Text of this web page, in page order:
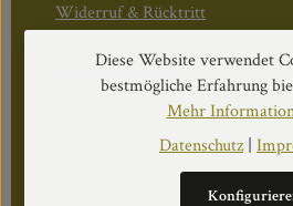
Widerruf & Rücktritt
Öffnungszeiten:
Mo–Do: 08:30–17:00 Uhr
Fr: 08:30–12:30 Uhr
Diese Website verwendet
bestmögliche Erfahrung
Mehr
Datenschutz|